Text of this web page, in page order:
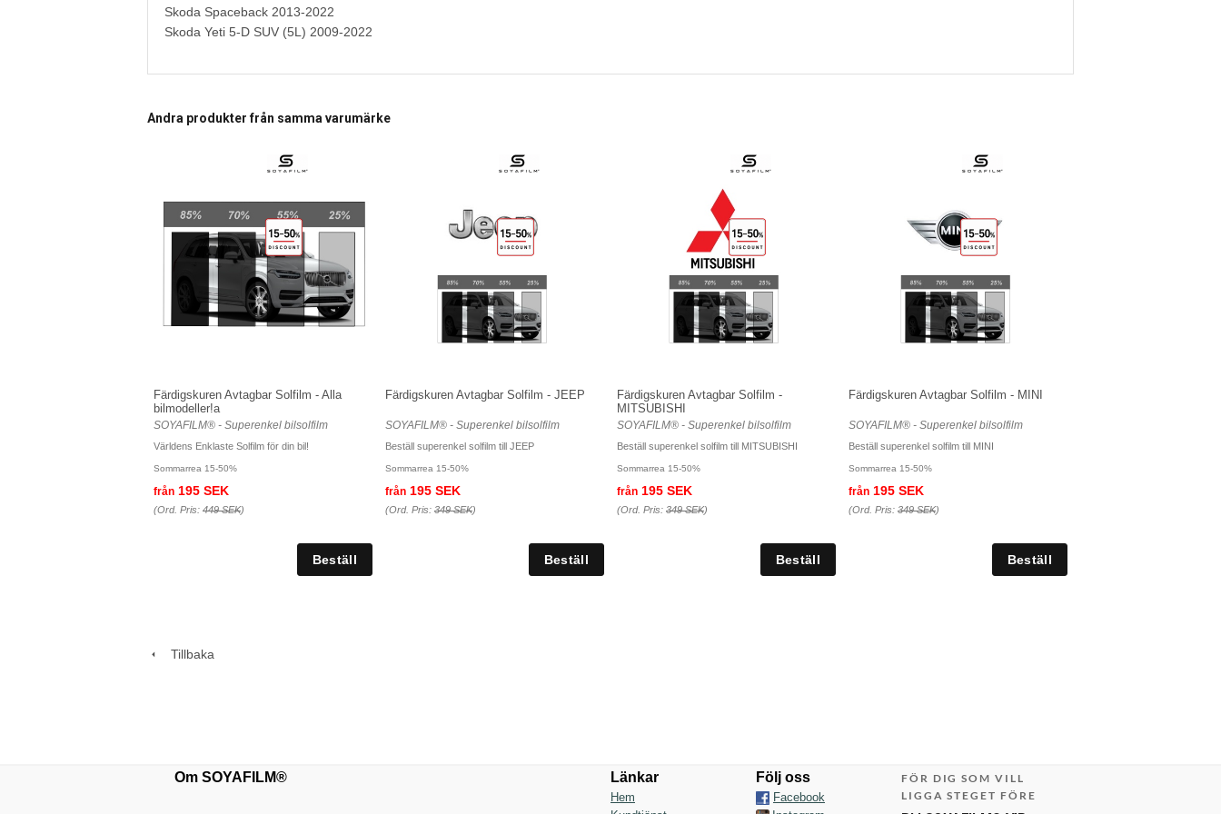
Skoda Spaceback 2013-2022
Skoda Yeti 5-D SUV (5L) 2009-2022
Andra produkter från samma varumärke
Färdigskuren Avtagbar Solfilm - Alla
bilmodeller!a
SOYAFILM® - Superenkel bilsolfilm
Världens Enklaste Solfilm för din bil!
Sommarrea 15-50%
från 195 SEK
(Ord. Pris: 449 SEK)
Färdigskuren Avtagbar Solfilm - JEEP
SOYAFILM® - Superenkel bilsolfilm
Beställ superenkel solfilm till JEEP
Sommarrea 15-50%
från 195 SEK
(Ord. Pris: 349 SEK)
Färdigskuren Avtagbar Solfilm -
MITSUBISHI
SOYAFILM® - Superenkel bilsolfilm
Beställ superenkel solfilm till MITSUBISHI
Sommarrea 15-50%
från 195 SEK
(Ord. Pris: 349 SEK)
Färdigskuren Avtagbar Solfilm - MINI
SOYAFILM® - Superenkel bilsolfilm
Beställ superenkel solfilm till MINI
Sommarrea 15-50%
från 195 SEK
(Ord. Pris: 349 SEK)
Tillbaka
Om SOYAFILM® Länkar
Hem
Följ oss
Facebook
FÖR DIG SOM VILL
LIGGA STEGET FÖRE